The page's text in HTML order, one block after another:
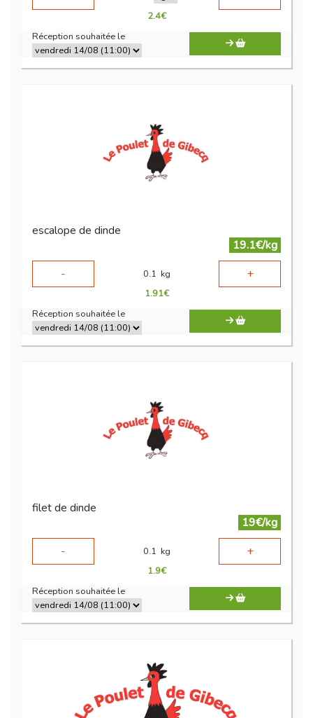
2.4€
Réception souhaitée le
escalope de dinde
19.1€/kg
-
0.1 kg +
1.91€
Réception souhaitée le
filet de dinde
19€/kg
-
0.1 kg +
1.9€
Réception souhaitée le